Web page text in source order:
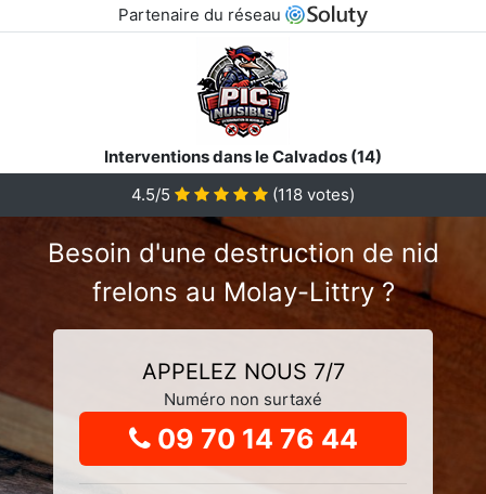
Partenaire du réseau
Interventions dans le Calvados (14)
4.5/5 (118 votes)
Besoin d'une destruction de nid
frelons au Molay-Littry ?
APPELEZ NOUS 7/7
Numéro non surtaxé
09 70 14 76 44